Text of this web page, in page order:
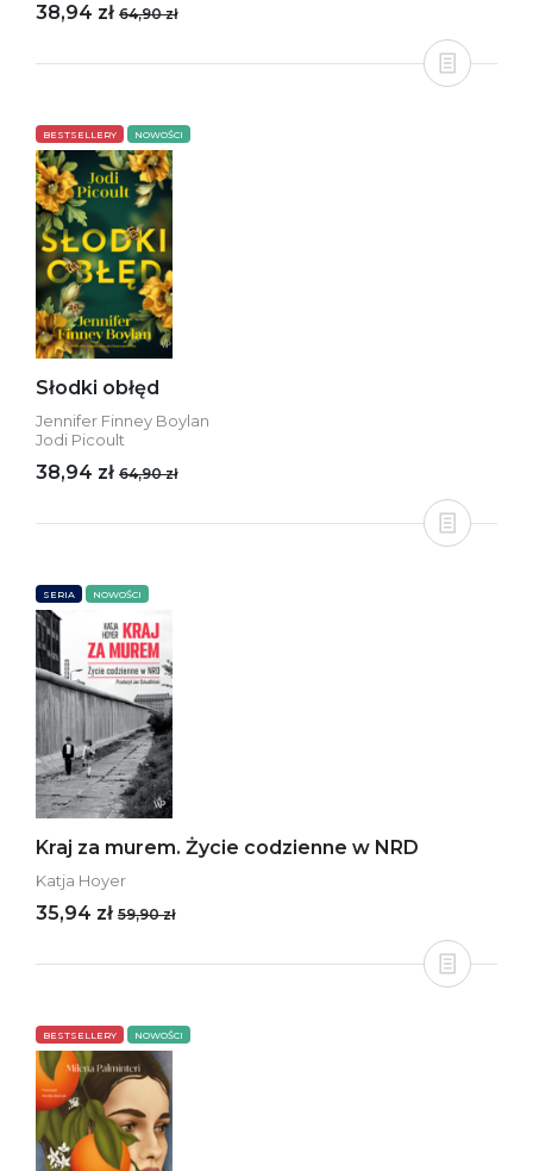
38,94 zł 64,90 zł
BESTSELLERY NOWOŚCI
Słodki obłęd
Jennifer Finney Boylan
Jodi Picoult
38,94 zł 64,90 zł
SERIA NOWOŚCI
Kraj za murem. Życie codzienne w NRD
Katja Hoyer
35,94 zł 59,90 zł
BESTSELLERY NOWOŚCI